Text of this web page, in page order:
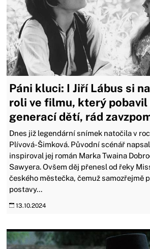
Páni kluci: I Jiří Lábus si
roli ve filmu, který
generací dětí, rád
Dnes již legendární snímek natočila v
Plívová-Šimková. Původní scénář
inspiroval jej román Marka Twaina
Sawyera. Ovšem děj přenesl od řeky
českého městečka, čemuž samozřejmě
postavy...
13.10.2024